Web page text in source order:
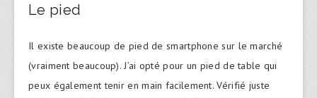
Le pied
Il existe beaucoup de pied de smartphone sur le marché
(vraiment beaucoup). J’ai opté pour un pied de table qui
peux également tenir en main facilement. Vérifié juste